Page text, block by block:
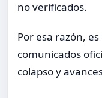
no verificados.
Por esa razón,
comunicados
colapso y